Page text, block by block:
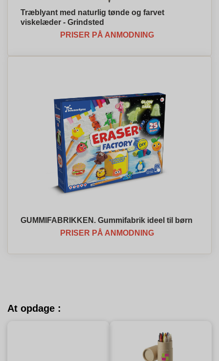
Træblyant med naturlig tønde og farvet
viskelæder - Grindsted
PRISER PÅ ANMODNING
GUMMIFABRIKKEN. Gummifabrik ideel til børn
PRISER PÅ ANMODNING
At opdage :